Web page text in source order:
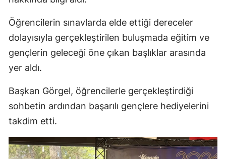
Öğrencilerin sınavlarda elde ettiği dereceler
dolayısıyla gerçekleştirilen buluşmada eğitim ve
gençlerin geleceği öne çıkan başlıklar arasında
yer aldı.
Başkan Görgel, öğrencilerle gerçekleştirdiği
sohbetin ardından başarılı gençlere hediyelerini
takdim etti.